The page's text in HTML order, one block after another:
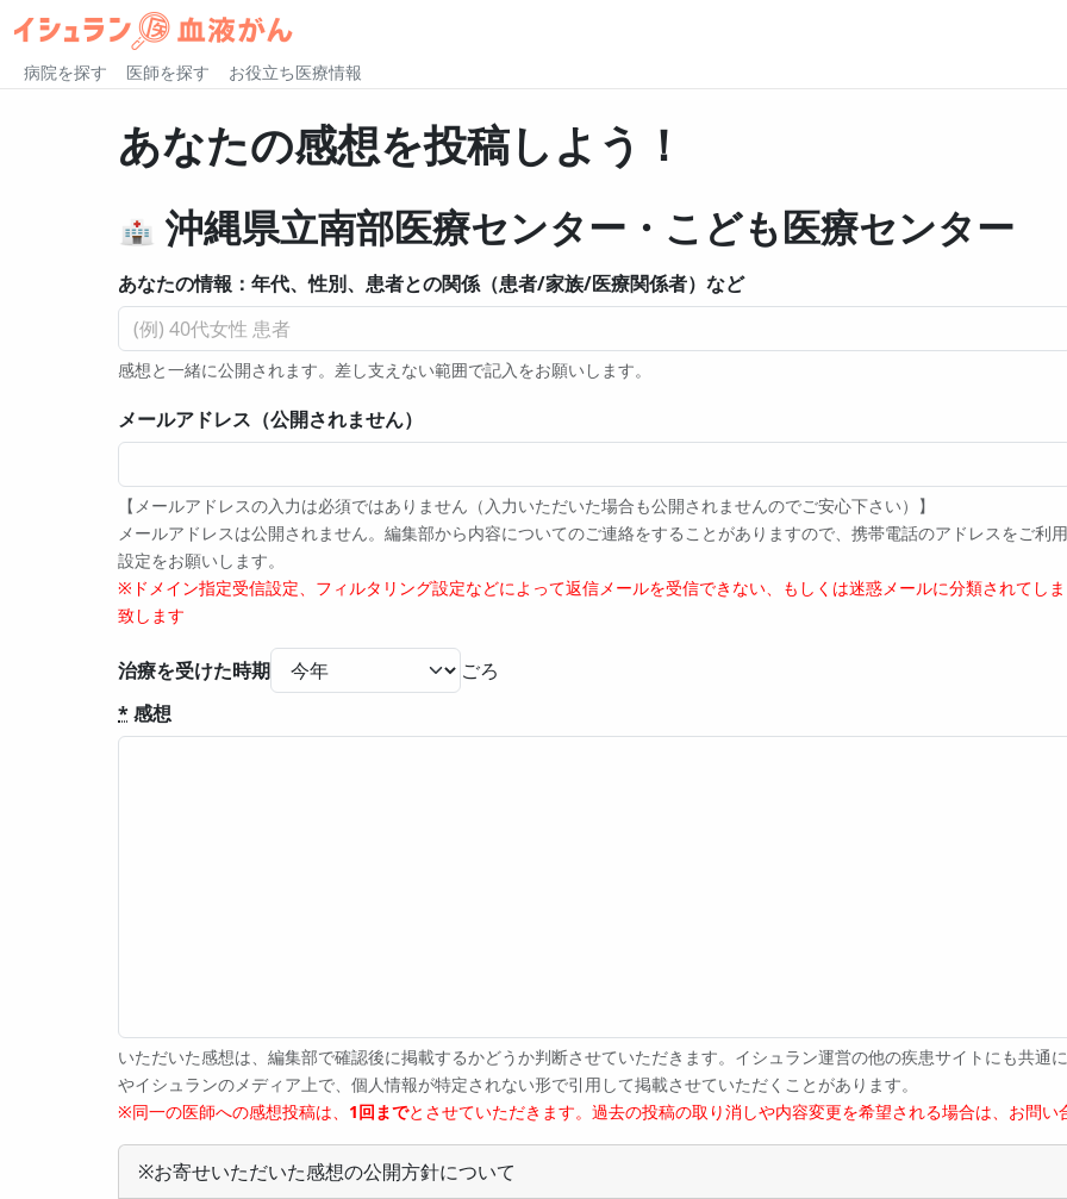
病院を探す 医師を探す お役立ち医療情報
あなたの感想を投稿しよう！
沖縄県立南部医療センター・こども医療センター
あなたの情報：年代、性別、患者との関係（患者/家族/医療関係者）など
感想と一緒に公開されます。差し支えない範囲で記入をお願いします。
メールアドレス（公開されません）
【メールアドレスの入力は必須ではありません（入力いただいた場合も公開されませんのでご安心下さい）】
メールアドレスは公開されません。編集部から内容についてのご連絡をすることがありますので、携帯電話のアドレスをご
設定をお願いします。
※ドメイン指定受信設定、フィルタリング設定などによって返信メールを受信できない、もしくは迷惑メールに分類されてし
致します
治療を受けた時期
*感想
いただいた感想は、編集部で確認後に掲載するかどうか判断させていただきます。イシュラン運営の他の疾患サイトにも共
やイシュランのメディア上で、個人情報が特定されない形で引用して掲載させていただくことがあります。
※同一の医師への感想投稿は、 1回までとさせていただきます。過去の投稿の取り消しや内容変更を希望される場合は、お問い
※お寄せいただいた感想の公開方針について